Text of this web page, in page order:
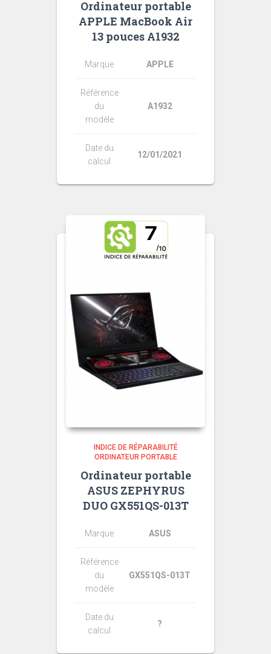
Ordinateur portable
APPLE MacBook Air
13 pouces A1932
Marque APPLE
Référence
du
modèle
A1932
Date du
calcul
12/01/2021
INDICE DE RÉPARABILITÉ
ORDINATEUR PORTABLE
Ordinateur portable
ASUS ZEPHYRUS
DUO GX551QS-013T
Marque ASUS
Référence
du
modèle
GX551QS-013T
Date du
calcul
?